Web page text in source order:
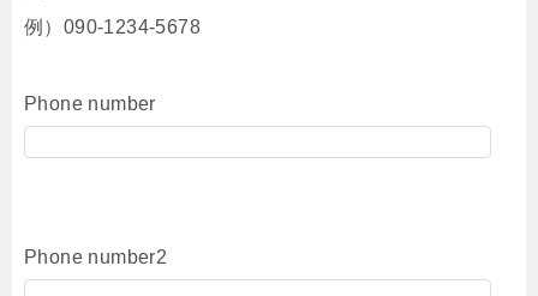
例）090-1234-5678
Phone number
Phone number2